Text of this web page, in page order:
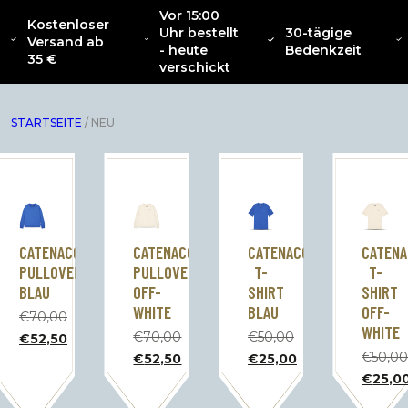
Kostenloser
Versand ab
35 €
Vor 15:00
Uhr bestellt
- heute
verschickt
30-tägige
Bedenkzeit
ÜBER NEU
SAMMLUNG
CATENACCIO
BEKLEIDUNG INTERIOR
STARTSEITE / NEU
CATENACCIO
PULLOVER
BLAU
€70,00
Der
ursprüngliche
betrug:
70,00
€52,50
aktuelle
Preis
beträgt:
CATENACCIO
PULLOVER
OFF-
WHITE
€70,00
Der
ursprüngliche
betrug:
€52,50
aktuelle
CATENACCIO
T-
SHIRT
BLAU
€50,00
Der
ursprüngliche
betrug:
€25,00
aktuelle
T-
SHIRT
OFF-
WHITE
€50,00
Der
€
Der